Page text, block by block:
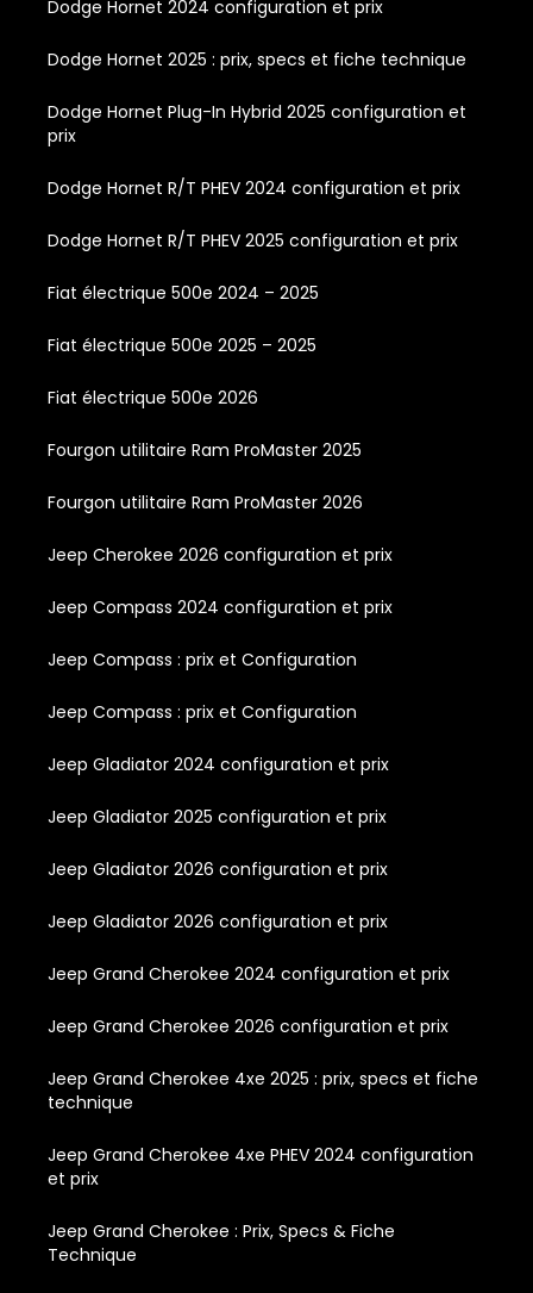
Dodge Hornet 2024 configuration et prix
Dodge Hornet 2025 : prix, specs et fiche technique
Dodge Hornet Plug-In Hybrid 2025 configuration et
prix
Dodge Hornet R/T PHEV 2024 configuration et prix
Dodge Hornet R/T PHEV 2025 configuration et prix
Fiat électrique 500e 2024 – 2025
Fiat électrique 500e 2025 – 2025
Fiat électrique 500e 2026
Fourgon utilitaire Ram ProMaster 2025
Fourgon utilitaire Ram ProMaster 2026
Jeep Cherokee 2026 configuration et prix
Jeep Compass 2024 configuration et prix
Jeep Compass : prix et Configuration
Jeep Compass : prix et Configuration
Jeep Gladiator 2024 configuration et prix
Jeep Gladiator 2025 configuration et prix
Jeep Gladiator 2026 configuration et prix
Jeep Gladiator 2026 configuration et prix
Jeep Grand Cherokee 2024 configuration et prix
Jeep Grand Cherokee 2026 configuration et prix
Jeep Grand Cherokee 4xe 2025 : prix, specs et fiche
technique
Jeep Grand Cherokee 4xe PHEV 2024 configuration
et prix
Jeep Grand Cherokee : Prix, Specs & Fiche
Technique